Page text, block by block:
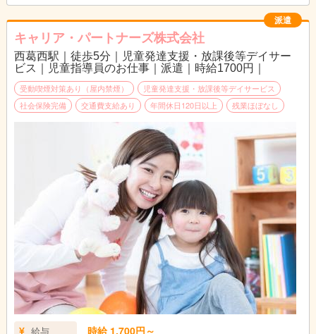
派遣
キャリア・パートナーズ株式会社
西葛西駅｜徒歩5分｜児童発達支援・放課後等デイサー
ビス｜児童指導員のお仕事｜派遣｜時給1700円｜
受動喫煙対策あり（屋内禁煙）
児童発達支援・放課後等デイサービス
社会保険完備
交通費支給あり 年間休日120日以上 残業ほぼなし
給与 時給 1,700円～